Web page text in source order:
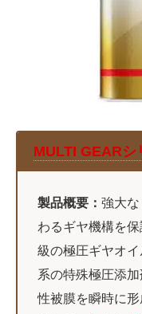
MULTI GEARシ
製品概要： 強大
わるギヤ機構を
級の極圧ギヤオ
系の特殊極圧添
性被膜を瞬時に